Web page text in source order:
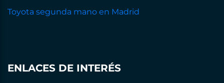
Toyota segunda mano en Madrid
ENLACES DE INTERÉS